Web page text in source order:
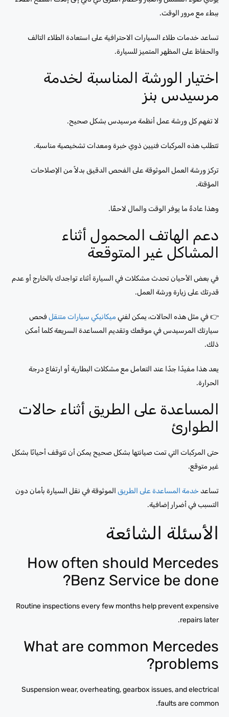
ببطء مع مرور الوقت.
تساعد خدمات طلاء السيارات الاحترافية على استعادة الطلاء التالف
والحفاظ على المظهر المتميز للسيارة.
اختيار الورشة المناسبة لخدمة
مرسيدس بنز
لا تفهم كل ورشة عمل أنظمة مرسيدس بشكل صحيح.
تتطلب هذه المركبات فنيين ذوي خبرة ومعدات تشخيصية مناسبة.
تركز ورشة العمل الموثوقة على الفحص الدقيق بدلاً من الإصلاحات
المؤقتة.
وهذا عادةً ما يوفر الوقت والمال لاحقًا.
دعم الهاتف المحمول أثناء
المشاكل غير المتوقعة
في بعض الأحيان تحدث مشكلات في السيارة أثناء تواجدك بالخارج أو عدم
قدرتك على زيارة ورشة العمل.
👉 في مثل هذه الحالات، يمكن لفني ميكانيكي سيارات متنقلفحص
سيارتك المرسيدس في موقعك وتقديم المساعدة السريعة كلما أمكن
ذلك.
يعد هذا مفيدًا جدًا عند التعامل مع مشكلات البطارية أو ارتفاع درجة
الحرارة.
المساعدة على الطريق أثناء حالات
الطوارئ
حتى المركبات التي تمت صيانتها بشكل صحيح يمكن أن تتوقف أحيانًا بشكل
غير متوقع.
تساعد خدمة المساعدة على الطريق الموثوقة في نقل السيارة بأمان دون
التسبب في أضرار إضافية.
الأسئلة الشائعة
How often should Mercedes
Benz Service be done?
Routine inspections every few months help prevent expensive
repairs later.
What are common Mercedes
problems?
Suspension wear, overheating, gearbox issues, and electrical
faults are common.